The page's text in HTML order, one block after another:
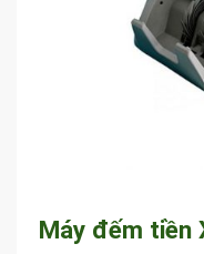
Máy đếm tiền